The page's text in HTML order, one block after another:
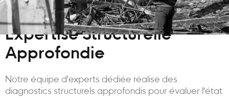
Expertise Structurelle
Approfondie
Notre équipe d'experts dédiée réalise des
diagnostics structurels approfondis pour évaluer l'état